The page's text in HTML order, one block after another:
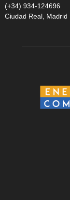
(+34) 934-124696
Ciudad Real, Madrid